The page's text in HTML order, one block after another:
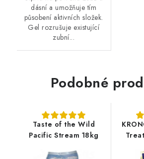
dásní a umožňuje tím
působení aktivních složek.
Gel rozrušuje existující
zubní...
Podobné
Taste of the Wild
Pacific Stream 18kg